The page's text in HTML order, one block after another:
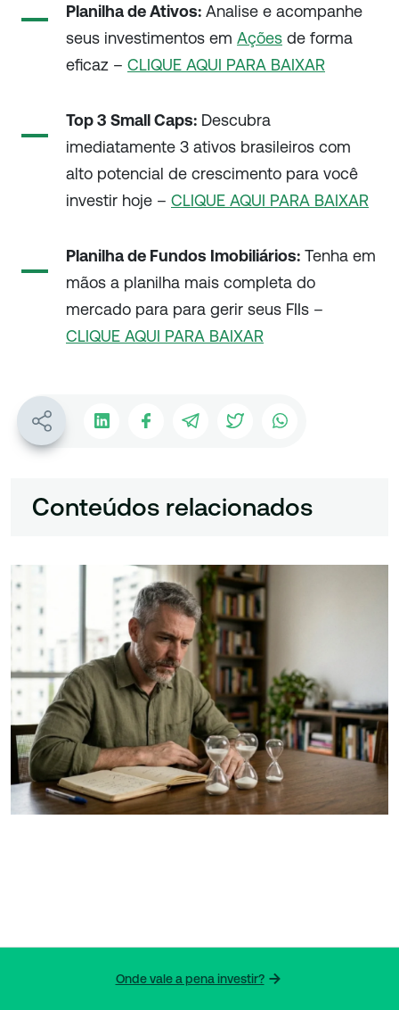
Onde vale a pena investir?
Planilha de Ativos: Analise e acompanhe
seus investimentos em Ações de forma
eficaz – CLIQUE AQUI PARA BAIXAR
Top 3 Small Caps: Descubra
imediatamente 3 ativos brasileiros com
alto potencial de crescimento para você
investir hoje – CLIQUE AQUI PARA BAIXAR
Planilha de Fundos Imobiliários: Tenha em
mãos a planilha mais completa do
mercado para para gerir seus FIIs –
CLIQUE AQUI PARA BAIXAR
Conteúdos relacionados